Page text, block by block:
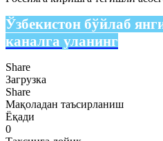
Ўзбекистон бўйлаб
каналга уланинг
Share
Загрузка
Share
Мақоладан таъсирланиш
Ёқади
0